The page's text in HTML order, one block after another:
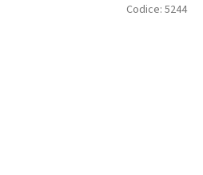
Codice: 5244